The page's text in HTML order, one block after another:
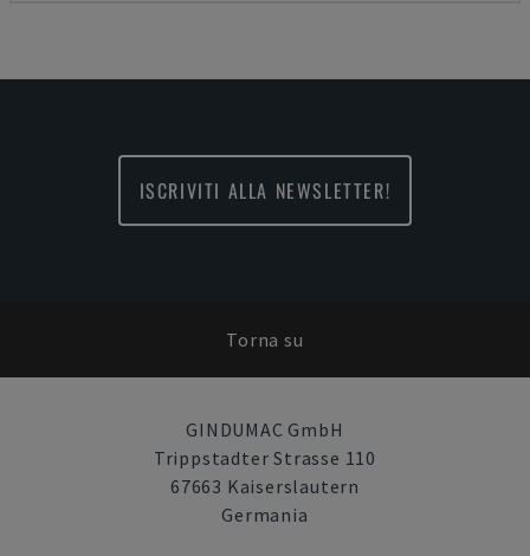
ISCRIVITI ALLA NEWSLETTER!
Torna su
GINDUMAC GmbH
Trippstadter Strasse 110
67663 Kaiserslautern
Germania